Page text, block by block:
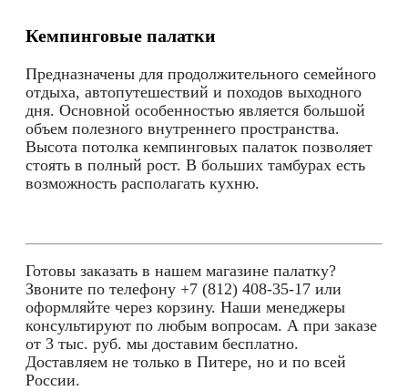
Кемпинговые палатки
Предназначены для продолжительного семейного
отдыха, автопутешествий и походов выходного
дня. Основной особенностью является большой
объем полезного внутреннего пространства.
Высота потолка кемпинговых палаток позволяет
стоять в полный рост. В больших тамбурах есть
возможность располагать кухню.
Готовы заказать в нашем магазине палатку?
Звоните по телефону +7 (812) 408-35-17 или
оформляйте через корзину. Наши менеджеры
консультируют по любым вопросам. А при заказе
от 3 тыс. руб. мы доставим бесплатно.
Доставляем не только в Питере, но и по всей
России.